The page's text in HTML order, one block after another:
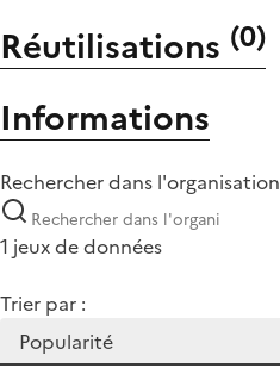
Réutilisations (0)
Informations
Rechercher dans l'organisation
1 jeux de données
Trier par :